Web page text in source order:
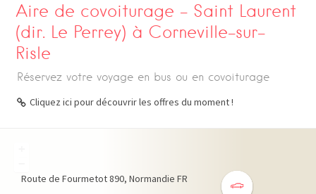
Aire de covoiturage – Saint Laurent
(dir. Le Perrey) à Corneville-sur-
Risle
Réservez votre voyage en bus ou en covoiturage
Cliquez ici pour découvrir les offres du moment !
Route de Fourmetot890 Normandie FR